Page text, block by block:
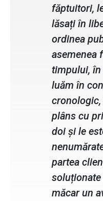
făptuitori,
lăsați în
ordinea
asemenea
timpului,
luăm în
plâns cu
doi și le
partea
măcar un